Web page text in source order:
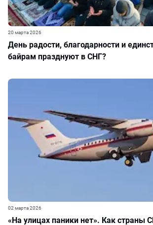
День радости, благодарности и
байрам празднуют в СНГ?
20 марта 2026
«На улицах паники нет». Как страны
02 марта 2026